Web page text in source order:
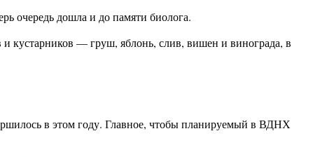
очередь дошла и до памяти биолога.
кустарников — груш, яблонь, слив, вишен и винограда, в
в этом году. Главное, чтобы планируемый в ВДНХ